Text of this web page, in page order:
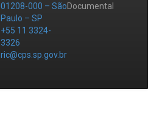
01208-000 – São
Paulo – SP
+55 11 3324-
3326
ric@cps.sp.gov.br
Documental